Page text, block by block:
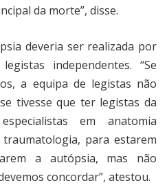
da morte”, disse.
deveria ser realizada por
independentes. “Se
a equipa de legistas não
tivesse que ter legistas da
em anatomia
para estarem
a autópsia, mas não
concordar”, atestou.